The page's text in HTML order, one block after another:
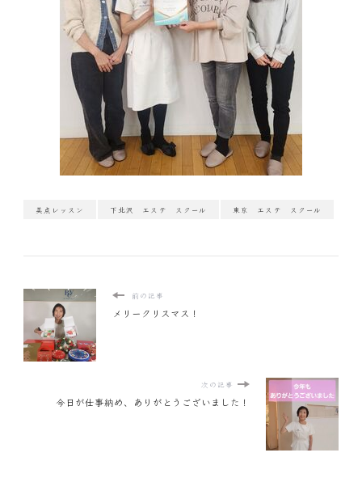
美点レッスン 下北沢 エステ スクール 東京 エステ スクール
前の記事
メリークリスマス！
次の記事
今日が仕事納め、ありがとうございました！